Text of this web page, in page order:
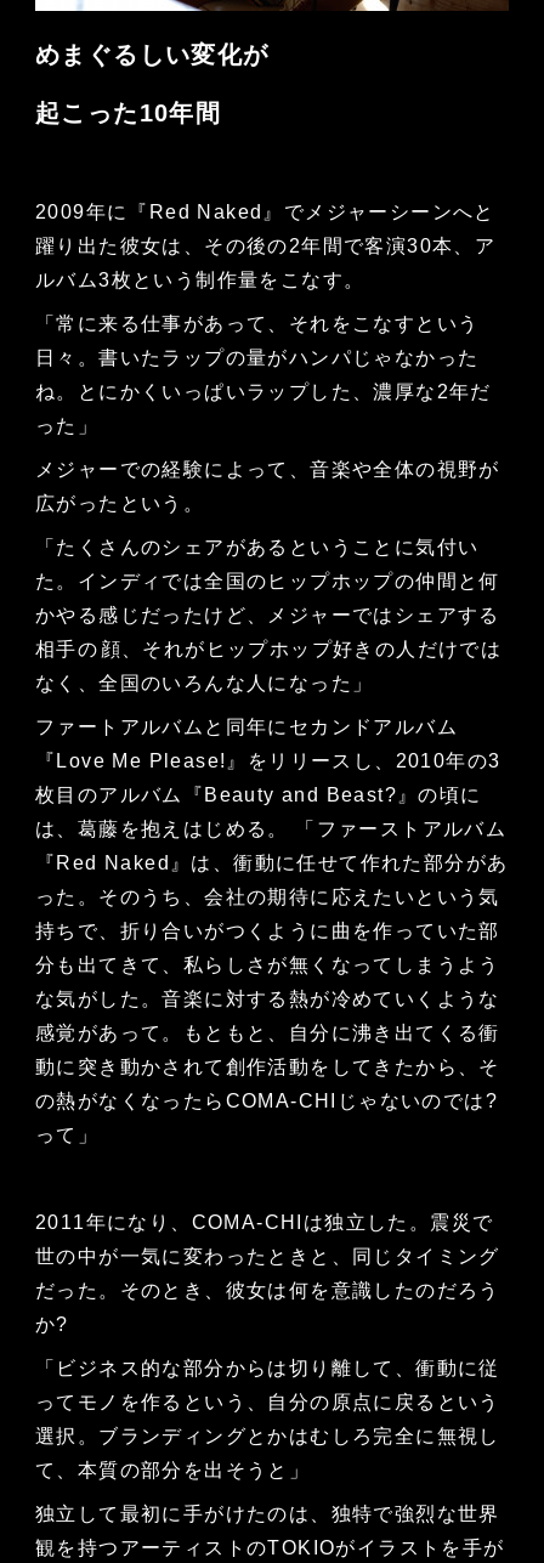
めまぐるしい変化が
起こった10年間
2009年に『Red Naked』でメジャーシーンへと
躍り出た彼女は、その後の2年間で客演30本、ア
ルバム3枚という制作量をこなす。
「常に来る仕事があって、それをこなすという
日々。書いたラップの量がハンパじゃなかった
ね。とにかくいっぱいラップした、濃厚な2年だ
った」
メジャーでの経験によって、音楽や全体の視野が
広がったという。
「たくさんのシェアがあるということに気付い
た。インディでは全国のヒップホップの仲間と何
かやる感じだったけど、メジャーではシェアする
相手の顔、それがヒップホップ好きの人だけでは
なく、全国のいろんな人になった」
ファートアルバムと同年にセカンドアルバム
『Love Me Please!』をリリースし、2010年の3
枚目のアルバム『Beauty and Beast?』の頃に
は、葛藤を抱えはじめる。 「ファーストアルバム
『Red Naked』は、衝動に任せて作れた部分があ
った。そのうち、会社の期待に応えたいという気
持ちで、折り合いがつくように曲を作っていた部
分も出てきて、私らしさが無くなってしまうよう
な気がした。音楽に対する熱が冷めていくような
感覚があって。もともと、自分に沸き出てくる衝
動に突き動かされて創作活動をしてきたから、そ
の熱がなくなったらCOMA-CHIじゃないのでは?
って」
2011年になり、COMA-CHIは独立した。震災で
世の中が一気に変わったときと、同じタイミング
だった。そのとき、彼女は何を意識したのだろう
か?
「ビジネス的な部分からは切り離して、衝動に従
ってモノを作るという、自分の原点に戻るという
選択。ブランディングとかはむしろ完全に無視し
て、本質の部分を出そうと」
独立して最初に手がけたのは、独特で強烈な世界
観を持つアーティストのTOKIOがイラストを手が